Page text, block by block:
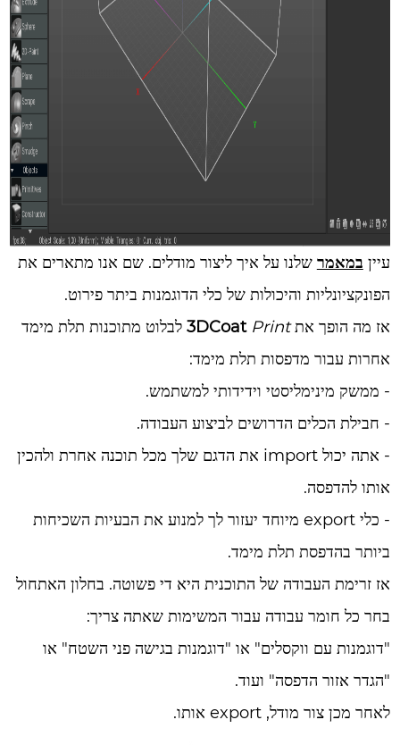
עיין במאמר שלנו על איך ליצור מודלים. שם אנו מתארים את
הפונקציונליות והיכולות של כלי הדוגמנות ביתר פירוט.
אז מה הופך את
3DCoat Print
לבלוט מתוכנות תלת מימד
אחרות עבור מדפסות תלת מימד:
- ממשק מינימליסטי וידידותי למשתמש.
- חבילת הכלים הדרושים לביצוע העבודה.
- אתה יכול import את הדגם שלך מכל תוכנה אחרת ולהכין
אותו להדפסה.
- כלי export מיוחד יעזור לך למנוע את הבעיות השכיחות
ביותר בהדפסת תלת מימד.
אז זרימת העבודה של התוכנית היא די פשוטה. בחלון האתחול
בחר כל חומר עבודה עבור המשימות שאתה צריך:
"דוגמנות עם ווקסלים" או "דוגמנות בגישה פני השטח" או
"הגדר אזור הדפסה" ועוד.
לאחר מכן צור מודל, export אותו.